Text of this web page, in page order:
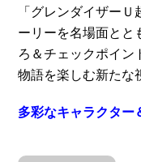
「グレンダイザー
ーリーを名場面とと
ろ＆チェックポイン
物語を楽しむ新たな
多彩なキャラクター